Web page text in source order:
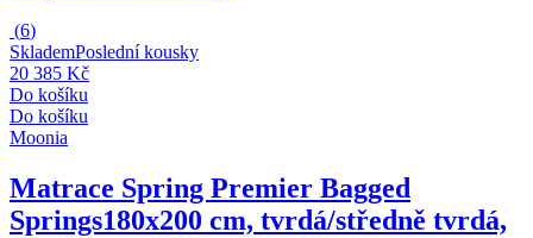
(6)
SklademPoslední kousky
20 385 Kč
Do košíku
Do košíku
Moonia
Matrace Spring Premier Bagged
Springs180x200 cm, tvrdá/středně tvrdá,